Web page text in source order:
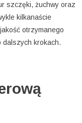
szczęki, żuchwy oraz
kilkanaście
otrzymanego
dalszych krokach.